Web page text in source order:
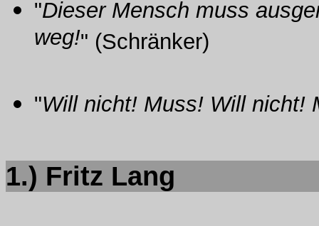
"Dieser Mensch muss
weg!" (Schränker)
"Will nicht! Muss! Will nicht!
1.) Fritz Lang